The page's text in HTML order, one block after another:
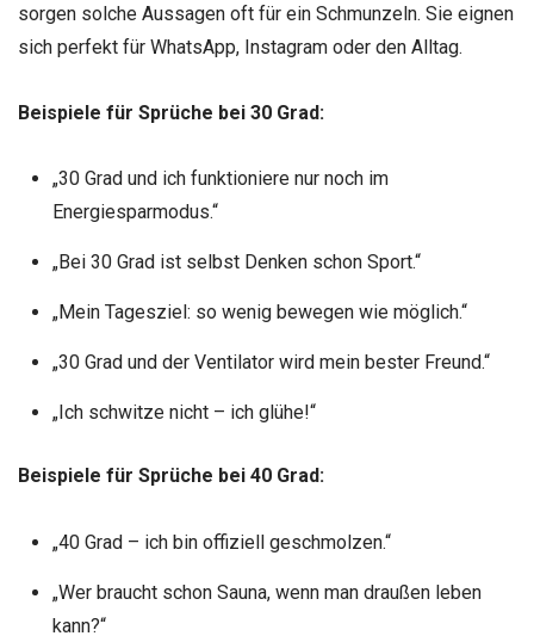
sorgen solche Aussagen oft für ein Schmunzeln. Sie eignen
sich perfekt für WhatsApp, Instagram oder den Alltag.
Beispiele für Sprüche bei 30 Grad:
„30 Grad und ich funktioniere nur noch im
Energiesparmodus.“
„Bei 30 Grad ist selbst Denken schon Sport.“
„Mein Tagesziel: so wenig bewegen wie möglich.“
„30 Grad und der Ventilator wird mein bester Freund.“
„Ich schwitze nicht – ich glühe!“
Beispiele für Sprüche bei 40 Grad:
„40 Grad – ich bin offiziell geschmolzen.“
„Wer braucht schon Sauna, wenn man draußen leben
kann?“